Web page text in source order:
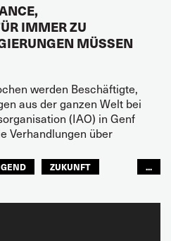
IMMER ZU
MÜSSEN
werden Beschäftigte,
aus der ganzen Welt bei
(IAO) in Genf
Verhandlungen über
ZUKUNFT
...